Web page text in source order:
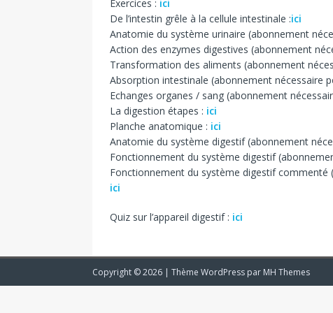
Exercices : ici
De l’intestin grêle à la cellule intestinale :ici
Anatomie du système urinaire (abonnement
Action des enzymes digestives (abonnement
Transformation des aliments (abonnement
Absorption intestinale (abonnement nécessaire
Echanges organes / sang (abonnement
La digestion étapes : ici
Planche anatomique : ici
Anatomie du système digestif (abonnement
Fonctionnement du système digestif
Fonctionnement du système digestif commenté
ici
Quiz sur l’appareil digestif : ici
Copyright © 2026 | Thème WordPress par MH Themes